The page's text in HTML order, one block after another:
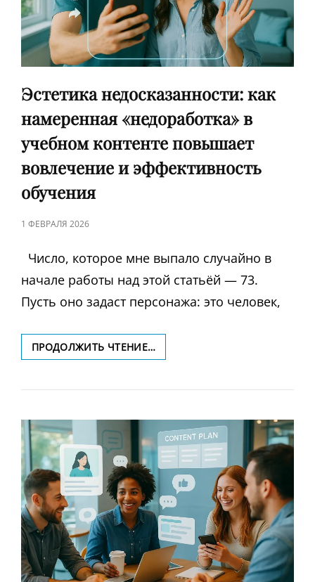
Эстетика недосказанности: как
намеренная «недоработка» в
учебном контенте повышает
вовлечение и эффективность
обучения
ЗАПИСЬ
1 ФЕВРАЛЯ 2026
Число, которое мне выпало случайно в
начале работы над этой статьёй — 73.
Пусть оно задаст персонажа: это человек,
ПРОДОЛЖИТЬ ЧТЕНИЕ…ЭСТЕТИКА
НЕДОСКАЗАННОСТИ:
НАМЕРЕННАЯ
В
УЧЕБНОМ
КОНТЕНТЕ
ПОВЫШАЕТ
ВОВЛЕЧЕНИЕ
И
ЭФФЕКТИВНОСТЬ
ОБУЧЕНИЯ